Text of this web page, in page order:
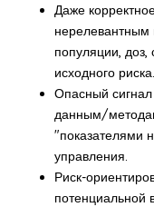
Даже
нерелевантным
популяции, доз,
исходного риска.
Опасный сигнал
данным/
"показателями
управления.
Риск-
потенциальной